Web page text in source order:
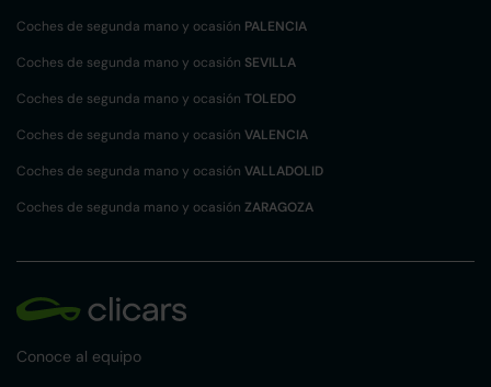
Coches de segunda mano y ocasión PALENCIA
Coches de segunda mano y ocasión SEVILLA
Coches de segunda mano y ocasión TOLEDO
Coches de segunda mano y ocasión VALENCIA
Coches de segunda mano y ocasión VALLADOLID
Coches de segunda mano y ocasión ZARAGOZA
Conoce al equipo